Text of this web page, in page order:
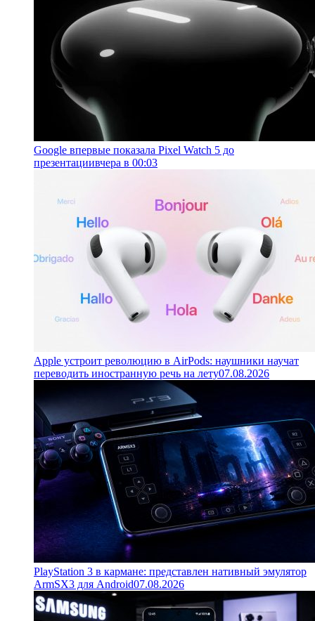
Google впервые показала Pixel Watch 5 до
презентациивчера в 00:03
Apple устроит революцию в AirPods: наушники научат
переводить иностранную речь на лету07.08.2026
PlayStation 3 в кармане: представлен нативный эмулятор
ArmSX3 для Android07.08.2026